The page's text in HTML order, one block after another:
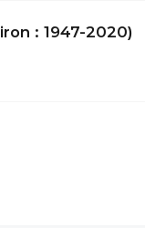
: 1947-2020)